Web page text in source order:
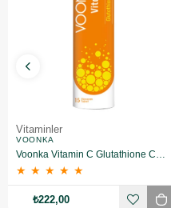
Vitaminler
VOONKA
Voonka Vitamin C Glutathione Complex Efervesan 15 Tablet
★ ★ ★ ★ ★
₺222,00